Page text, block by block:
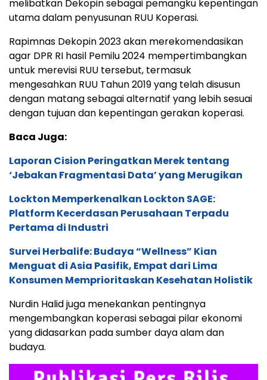
melibatkan Dekopin sebagai pemangku kepentingan
utama dalam penyusunan RUU Koperasi.
Rapimnas Dekopin 2023 akan merekomendasikan
agar DPR RI hasil Pemilu 2024 mempertimbangkan
untuk merevisi RUU tersebut, termasuk
mengesahkan RUU Tahun 2019 yang telah disusun
dengan matang sebagai alternatif yang lebih sesuai
dengan tujuan dan kepentingan gerakan koperasi.
Baca Juga:
Laporan Cision Peringatkan Merek tentang
‘Jebakan Fragmentasi Data’ yang Merugikan
Lockton Memperkenalkan Lockton SAGE:
Platform Kecerdasan Perusahaan Terpadu
Pertama di Industri
Survei Herbalife: Budaya “Wellness” Kian
Menguat di Asia Pasifik, Empat dari Lima
Konsumen Memprioritaskan Kesehatan Holistik
Nurdin Halid juga menekankan pentingnya
mengembangkan koperasi sebagai pilar ekonomi
yang didasarkan pada sumber daya alam dan
budaya.